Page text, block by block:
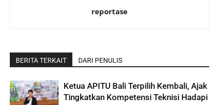
reportase
BERITA TERKAIT DARI PENULIS
Ketua APITU Bali Terpilih Kembali, Ajak
Tingkatkan Kompetensi Teknisi Hadapi